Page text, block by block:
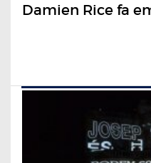
Damien Rice fa